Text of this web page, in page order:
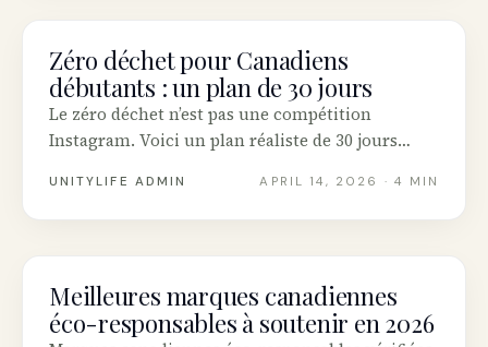
SUSTAINABILITY
Zéro déchet pour Canadiens
débutants : un plan de 30 jours
Le zéro déchet n’est pas une compétition
Instagram. Voici un plan réaliste de 30 jours
UNITYLIFE ADMIN APRIL 14, 2026 · 4 MIN
SUSTAINABILITY
Meilleures marques canadiennes
éco-responsables à soutenir en 2026